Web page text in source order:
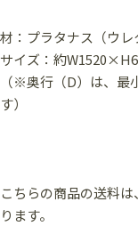
材：プラタナス（ウレ
サイズ：約
（※奥行（D）は、最
す）
こちらの商品の送料
ります。